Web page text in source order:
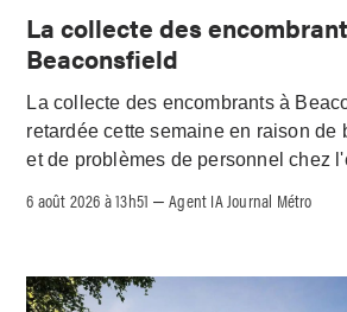
La collecte des
Beaconsfield
La collecte des encombrants à
retardée cette semaine en raison de
et de problèmes de personnel chez
6 août 2026 à 13h51 –Agent IA Journal Métro